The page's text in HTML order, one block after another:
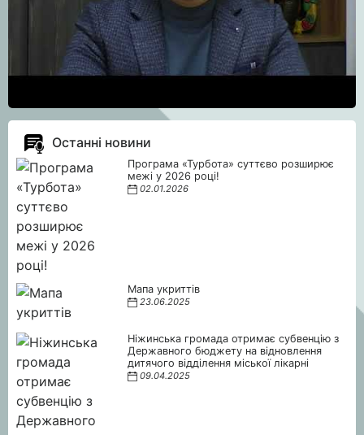
Останні новини
Програма «Турбота» суттєво розширює
межі у 2026 році!
02.01.2026
Мапа укриттів
23.06.2025
Ніжинська громада отримає субвенцію з
Державного бюджету на відновлення
дитячого відділення міської лікарні
09.04.2025